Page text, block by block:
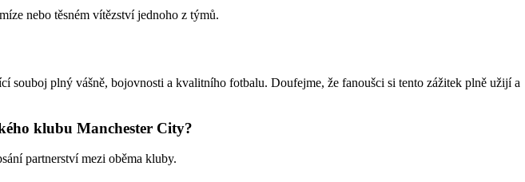
nebo těsném vítězství jednoho z týmů.
plný vášně, bojovnosti a kvalitního fotbalu. Doufejme, že fanoušci si tento zážitek plně užijí a
klubu Manchester City?
partnerství mezi oběma kluby.